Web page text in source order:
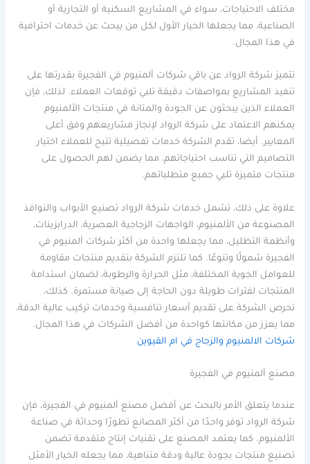
مختلف الاحتياجات، سواء في المشاريع السكنية أو التجارية أو
الصناعية، مما يجعلها الخيار الأول لكل من يبحث عن خدمات احترافية
في هذا المجال.
تتميز شركة الرواد عن باقي شركات ألمنيوم في الفجيرة بقدرتها على
تنفيذ المشاريع بمواصفات دقيقة تلبي توقعات العملاء. لذلك، فإن
العملاء الذين يبحثون عن الجودة والمتانة في منتجات الألمنيوم
يمكنهم الاعتماد على شركة الرواد لإنجاز مشاريعهم وفق أعلى
المعايير. أيضا، تقدم الشركة خدمات تفصيلية تتيح للعملاء اختيار
التصاميم التي تناسب احتياجاتهم، مما يضمن لهم الحصول على
منتجات متميزة تلبي جميع متطلباتهم.
علاوة على ذلك، تشمل خدمات شركة الرواد تصنيع الأبواب والنوافذ
المصنوعة من الألمنيوم، الواجهات الزجاجية العصرية، الدرابزينات،
وأنظمة التظليل، مما يجعلها واحدة من أكثر شركات ألمنيوم في
الفجيرة شمولًا وتنوعًا. كما تلتزم الشركة بتقديم منتجات مقاومة
للعوامل الجوية المختلفة، مثل الحرارة والرطوبة، لضمان استدامة
المنتجات لفترات طويلة دون الحاجة إلى صيانة مستمرة. كذلك،
تحرص الشركة على تقديم أسعار تنافسية وخدمات تركيب عالية الدقة،
مما يعزز من مكانتها كواحدة من أفضل الشركات في هذا المجال.
شركات الالمنيوم والزجاج في ام القيوين
مصنع ألمنيوم في الفجيرة
عندما يتعلق الأمر بالبحث عن أفضل مصنع ألمنيوم في الفجيرة، فإن
شركة الرواد توفر واحدًا من أكثر المصانع تطورًا وحداثة في صناعة
الألمنيوم. كما يعتمد المصنع على تقنيات إنتاج متقدمة تضمن
تصنيع منتجات بجودة عالية ودقة متناهية، مما يجعله الخيار الأمثل